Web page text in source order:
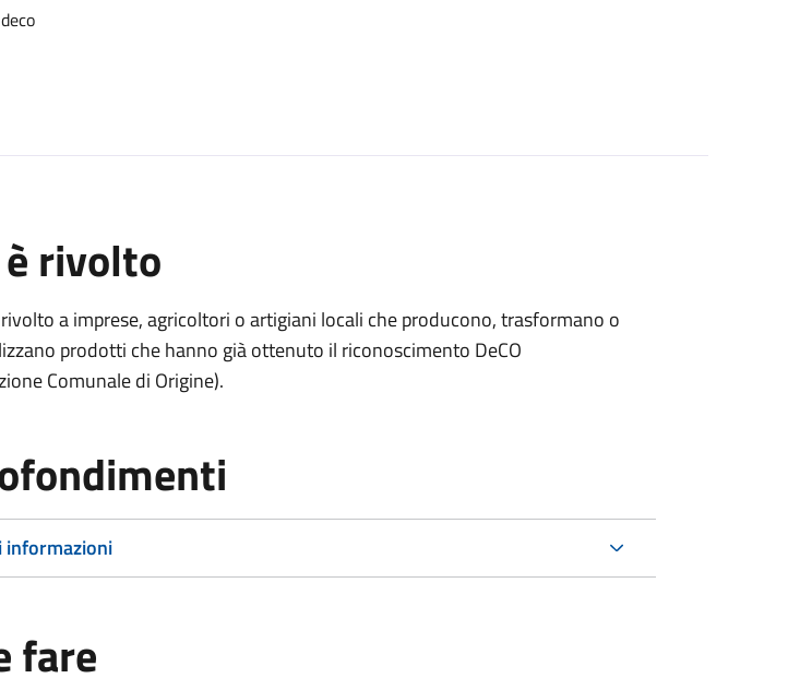
rivolto
a imprese, agricoltori o artigiani locali che producono, trasformano o
prodotti che hanno già ottenuto il riconoscimento DeCO
Comunale di Origine).
fare